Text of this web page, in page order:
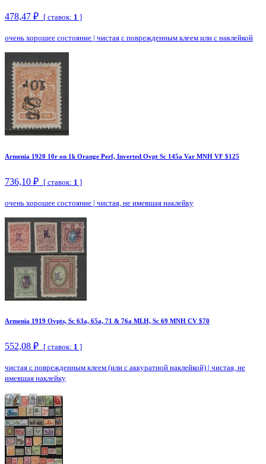
478,47 ₽ [ ставок: 1 ]
очень хорошее состояние | чистая с поврежденным клеем или с наклейкой
Armenia 1920 10r on 1k Orange Perf, Inverted Ovpt Sc 145a Var MNH VF $125
736,10 ₽ [ ставок: 1 ]
очень хорошее состояние | чистая, не имевшая наклейку
Armenia 1919 Ovpts, Sc 63a, 65a, 71 & 76a MLH, Sc 69 MNH CV $70
552,08 ₽ [ ставок: 1 ]
чистая с поврежденным клеем (или с аккуратной наклейкой) | чистая, не
имевшая наклейку